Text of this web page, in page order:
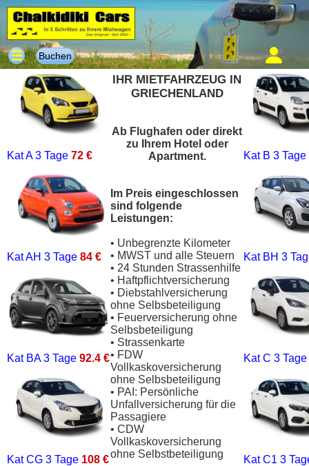
Buchen
Kat A3 Tage 72 €
Kat AH 3 Tage 84 €
Kat BA3 Tage 92.4 €
Kat CG 3 Tage 108 €
IHR MIETFAHRZEUG IN
GRIECHENLAND
Ab Flughafen oder direkt
zu Ihrem Hotel oder
Apartment.
Im Preis eingeschlossen
sind folgende
Leistungen:
• Unbegrenzte Kilometer
• MWST und alle Steuern
• 24 Stunden Strassenhilfe
• Haftpflichtversicherung
• Diebstahlversicherung
ohne Selbsbeteiligung
• Feuerversicherung ohne
Selbsbeteiligung
• Strassenkarte
• FDW
Vollkaskoversicherung
ohne Selbsbeteiligung
• PAI: Persönliche
Unfallversicherung für die
Passagiere
• CDW
Vollkaskoversicherung
ohne Selbstbeteiligung
Kat B 3 Tage
Kat BH 3
Kat C 3 Tage
Kat C1 3